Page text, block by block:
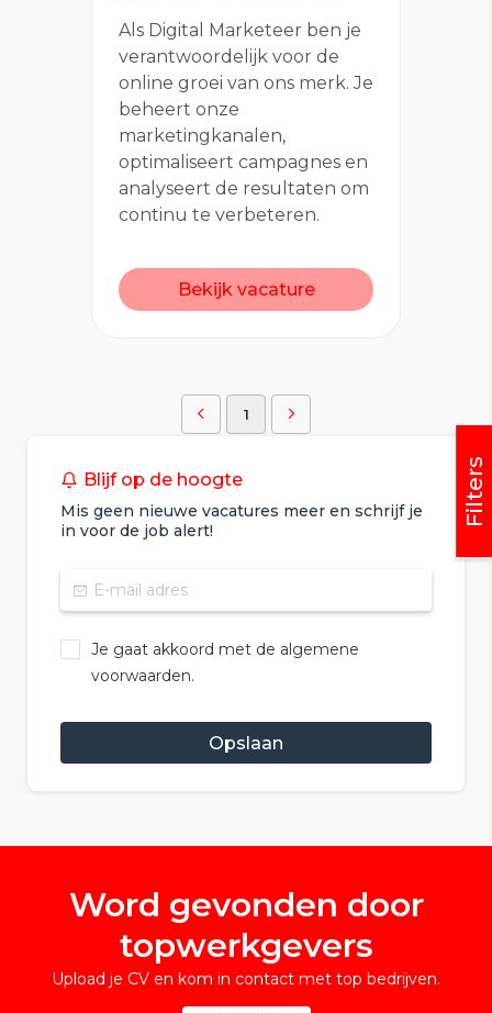
Filters
Als Digital Marketeer ben je
verantwoordelijk voor de
online groei van ons merk. Je
beheert onze
marketingkanalen,
optimaliseert campagnes en
analyseert de resultaten om
continu te verbeteren.
Bekijk vacature
1
Blijf op de hoogte
Mis geen nieuwe vacatures meer en schrijf je
in voor de job alert!
Je gaat akkoord met de algemene
voorwaarden.
Opslaan
Word gevonden door
topwerkgevers
Upload je CV en kom in contact met top bedrijven.